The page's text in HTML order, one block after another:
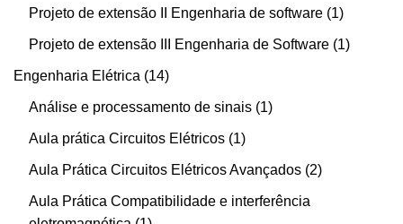
Projeto de extensão II Engenharia de software 1
Projeto de extensão III Engenharia de Software 1
Engenharia Elétrica 14
Análise e processamento de sinais 1
Aula prática Circuitos Elétricos 1
Aula Prática Circuitos Elétricos Avançados 2
Aula Prática Compatibilidade e interferência